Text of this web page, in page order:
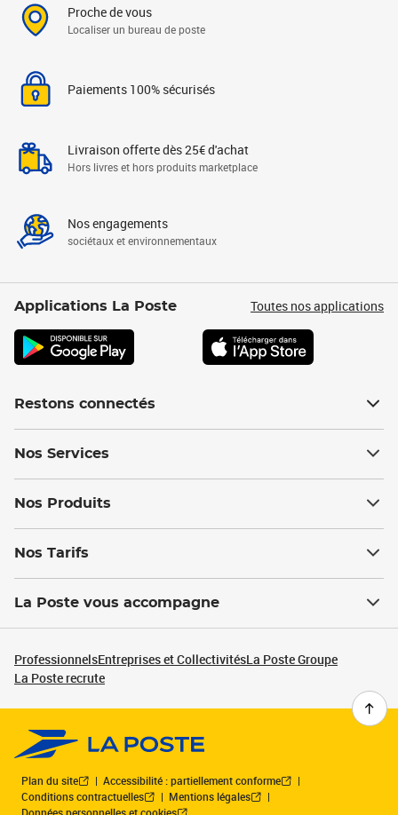
Proche de vous
Localiser un bureau de poste
Paiements 100% sécurisés
Livraison offerte dès 25€ d'achat
Hors livres et hors produits marketplace
Nos engagements
sociétaux et environnementaux
Applications La Poste Toutes nos applications
Restons connectés
Nos Services
Nos Produits
Nos Tarifs
La Poste vous accompagne
ProfessionnelsEntreprises et CollectivitésLa Poste Groupe
La Poste recrute
Plan du site
Accessibilité : partiellement conforme
Conditions contractuelles
Mentions légales